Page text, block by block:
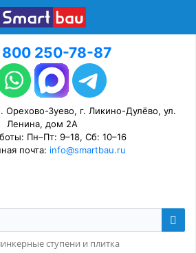
800 250-78-87
Орехово-Зуево, г. Ликино-Дулёво, ул.
Ленина, дом 2А
Пн–Пт: 9–18, Сб: 10–16
почта: info@smartbau.ru
ступени и плитка